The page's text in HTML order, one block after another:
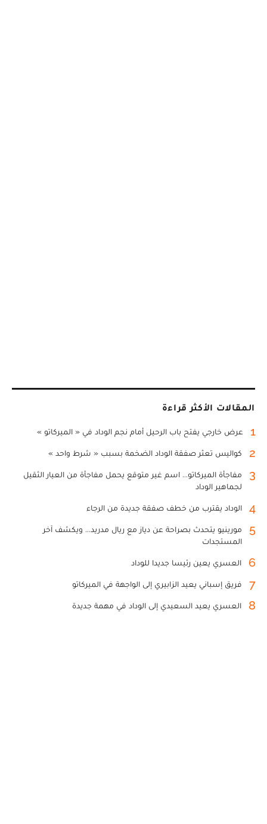
المقالات الأكثر قراءة
1 عرض خارجي يفتح باب الرحيل أمام نجم الوداد في « الميركاتو »
2 كواليس تعثر صفقة الوداد الضخمة بسبب « شرط واحد »
3
مفاجأة الميركاتو... اسم غير متوقع يحمل مفاجأة من العيار الثقيل
لجماهير الوداد
4 الوداد يقترب من خطف صفقة جديدة من الرجاء
5
مورينيو يتحدث بصراحة عن دياز مع ريال مدريد... ويكشف آخر
المستجدات
6 العسري يعين رئيسا جديدا للوداد
7 فريق إسباني يعيد الزابيري إلى الواجهة في الميركاتو
8 العسري يعيد السعيدي إلى الوداد في مهمة جديدة